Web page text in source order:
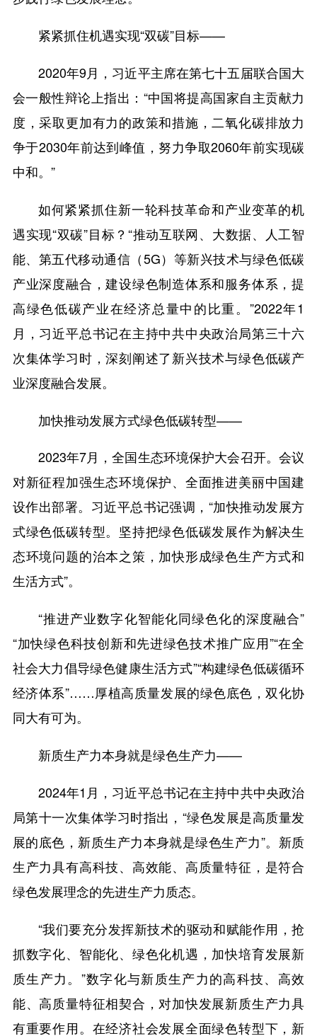
紧紧抓住机遇实现“双碳”目标——
2020年9月，习近平主席在第七十五届联合国大
会一般性辩论上指出：“中国将提高国家自主贡献力
度，采取更加有力的政策和措施，二氧化碳排放力
争于2030年前达到峰值，努力争取2060年前实现碳
中和。”
如何紧紧抓住新一轮科技革命和产业变革的机
遇实现“双碳”目标？“推动互联网、大数据、人工智
能、第五代移动通信（5G）等新兴技术与绿色低碳
产业深度融合，建设绿色制造体系和服务体系，提
高绿色低碳产业在经济总量中的比重。”2022年1
月，习近平总书记在主持中共中央政治局第三十六
次集体学习时，深刻阐述了新兴技术与绿色低碳产
业深度融合发展。
加快推动发展方式绿色低碳转型——
2023年7月，全国生态环境保护大会召开。会议
对新征程加强生态环境保护、全面推进美丽中国建
设作出部署。习近平总书记强调，“加快推动发展方
式绿色低碳转型。坚持把绿色低碳发展作为解决生
态环境问题的治本之策，加快形成绿色生产方式和
生活方式”。
“推进产业数字化智能化同绿色化的深度融合”
“加快绿色科技创新和先进绿色技术推广应用”“在全
社会大力倡导绿色健康生活方式”“构建绿色低碳循环
经济体系”……厚植高质量发展的绿色底色，双化协
同大有可为。
新质生产力本身就是绿色生产力——
2024年1月，习近平总书记在主持中共中央政治
局第十一次集体学习时指出，“绿色发展是高质量发
展的底色，新质生产力本身就是绿色生产力”。新质
生产力具有高科技、高效能、高质量特征，是符合
绿色发展理念的先进生产力质态。
“我们要充分发挥新技术的驱动和赋能作用，抢
抓数字化、智能化、绿色化机遇，加快培育发展新
质生产力。”数字化与新质生产力的高科技、高效
能、高质量特征相契合，对加快发展新质生产力具
有重要作用。在经济社会发展全面绿色转型下，新